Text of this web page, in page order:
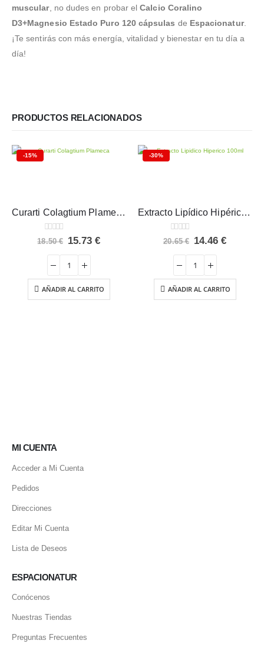
muscular, no dudes en probar elCalcio Coralino
D3+Magnesio Estado Puro 120 cápsulas de Espacionatur.
¡Te sentirás con más energía, vitalidad y bienestar en tu día a
día!
PRODUCTOS RELACIONADOS
-15%
Curarti Colagtium Plameca 30 cápsulas
0 out of 5
18.50€ El
era:
18.50 €.
15.73€El
15.73 €.
AÑADIR AL CARRITO
-30%
Extracto Lipídico Hipérico 100ml
0 out of 5
20.65€ El
era:
20.65 €.
14.46€El
14.46 €.
AÑADIR AL CARRITO
MI CUENTA
Acceder a Mi Cuenta
Pedidos
Direcciones
Editar Mi Cuenta
Lista de Deseos
ESPACIONATUR
Conócenos
Nuestras Tiendas
Preguntas Frecuentes